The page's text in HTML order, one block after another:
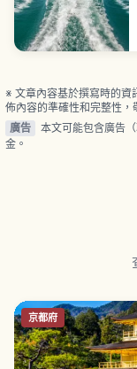
※ 文章內容基於撰寫時的資
佈內容的準確性和完整性，
廣告
本文可能包含廣告
金。
京都府